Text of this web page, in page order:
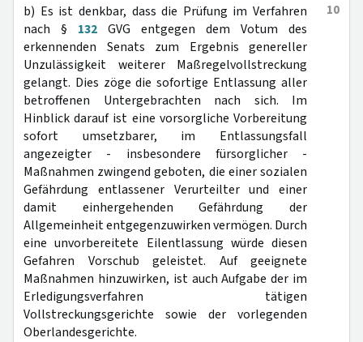
10
b) Es ist denkbar, dass die Prüfung im Verfahren
nach § 132 GVG entgegen dem Votum des
erkennenden Senats zum Ergebnis genereller
Unzulässigkeit weiterer Maßregelvollstreckung
gelangt. Dies zöge die sofortige Entlassung aller
betroffenen Untergebrachten nach sich. Im
Hinblick darauf ist eine vorsorgliche Vorbereitung
sofort umsetzbarer, im Entlassungsfall
angezeigter - insbesondere fürsorglicher -
Maßnahmen zwingend geboten, die einer sozialen
Gefährdung entlassener Verurteilter und einer
damit einhergehenden Gefährdung der
Allgemeinheit entgegenzuwirken vermögen. Durch
eine unvorbereitete Eilentlassung würde diesen
Gefahren Vorschub geleistet. Auf geeignete
Maßnahmen hinzuwirken, ist auch Aufgabe der im
Erledigungsverfahren tätigen
Vollstreckungsgerichte sowie der vorlegenden
Oberlandesgerichte.